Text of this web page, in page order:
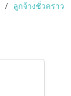
ลูกจ้างชั่วคราว